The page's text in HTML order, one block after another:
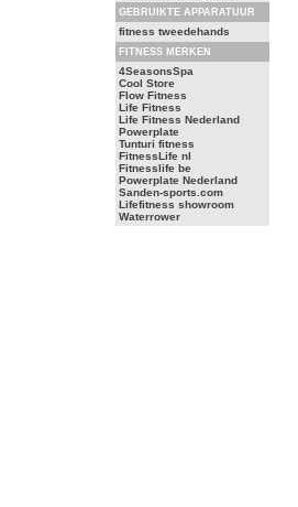
GEBRUIKTE APPARATUUR
fitness tweedehands
FITNESS MERKEN
4SeasonsSpa
Cool Store
Flow Fitness
Life Fitness
Life Fitness Nederland
Powerplate
Tunturi fitness
FitnessLife nl
Fitnesslife be
Powerplate Nederland
Sanden-sports.com
Lifefitness showroom
Waterrower